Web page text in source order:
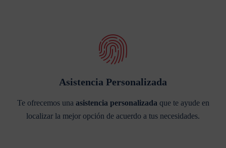
Asistencia Personalizada
Te ofrecemos una asistencia personalizada que te ayude en
localizar la mejor opción de acuerdo a tus necesidades.